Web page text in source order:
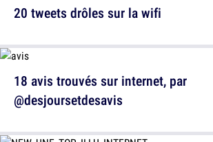
18 avis trouvés sur internet, par
@desjoursetdesavis
20 tweets drôles sur la wifi